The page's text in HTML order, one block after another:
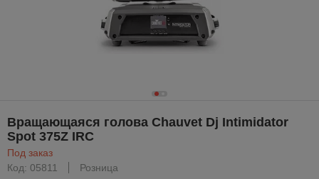
Вращающаяся голова Chauvet Dj Intimidator
Spot 375Z IRC
Под заказ
Код: 05811
Розница